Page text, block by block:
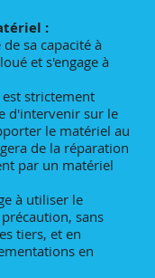
:
sa capacité à
et s'engage à
est strictement
d'intervenir sur le
le matériel au
de la réparation
par un matériel
à utiliser le
sans
tiers, et en
en